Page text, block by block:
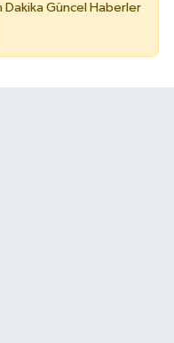
Dakika Güncel Haberler